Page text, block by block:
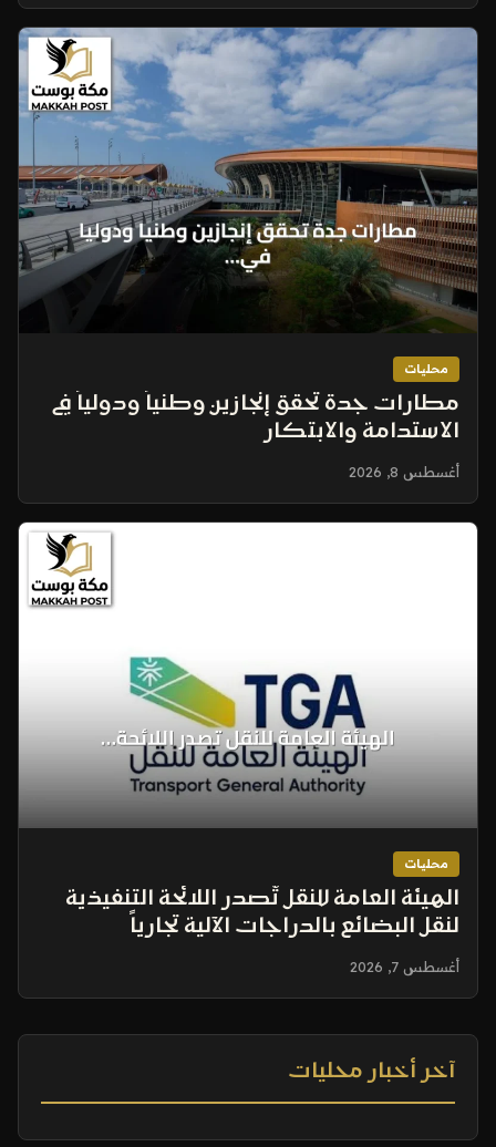
محليات
مطارات جدة تحقق إنجازين وطنياً ودولياً في
الاستدامة والابتكار
أغسطس 8, 2026
محليات
الهيئة العامة للنقل تُصدر اللائحة التنفيذية
لنقل البضائع بالدراجات الآلية تجارياً
أغسطس 7, 2026
آخر أخبار محليات